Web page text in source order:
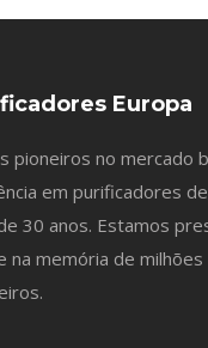
Europa
pioneiros no mercado
em purificadores
30 anos. Estamos
na memória de milhões